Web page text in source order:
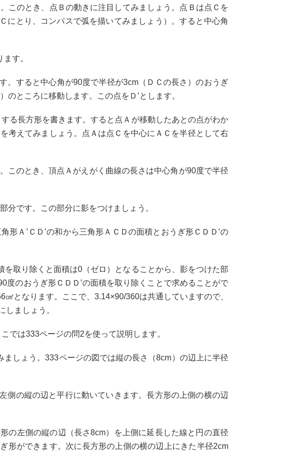
このとき、点Ｂの動きに注目してみましょう。点Ｂは点Ｃを
にとり、コンパスで弧を描いてみましょう）。すると中心角
す。
すると中心角が90度で半径が3cm（ＤＣの長さ）のおうぎ
ところに移動します。この点をＤ’とします。
る長方形を書きます。すると点Ａが移動したあとの点がわか
考えてみましょう。点Ａは点Ｃを中心にＡＣを半径として右
このとき、頂点Ａがえがく曲線の長さは中心角が90度で半径
分です。この部分に影をつけましょう。
Ａ’ＣＤ’の和から三角形ＡＣＤの面積とおうぎ形ＣＤＤ’の
を取り除くと面積は0（ゼロ）となることから、影をつけた部
度のおうぎ形ＣＤＤ’の面積を取り除くことで求めることがで
となります。ここで、3.14×90/360は共通していますので、
ましょう。
では333ページの問2を使って説明します。
しょう。333ページの図では縦の長さ（8cm）の辺上に半径
の縦の辺と平行に動いていきます。長方形の上側の横の辺
の左側の縦の辺（長さ8cm）を上側に延長した線と円の直径
形ができます。次に長方形の上側の横の辺上にきた半径2cm